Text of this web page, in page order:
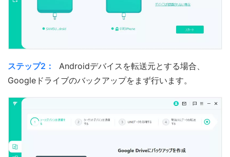
ステップ2：
Androidデバイスを転送元とする場合、
Googleドライブのバックアップをまず行います。